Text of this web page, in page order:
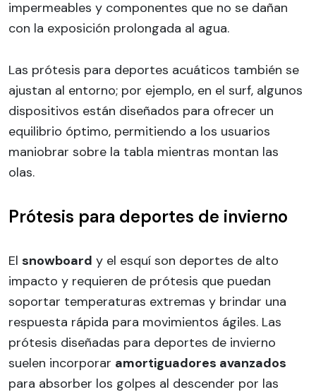
impermeables y componentes que no se dañan
con la exposición prolongada al agua.
Las prótesis para deportes acuáticos también se
ajustan al entorno; por ejemplo, en el surf, algunos
dispositivos están diseñados para ofrecer un
equilibrio óptimo, permitiendo a los usuarios
maniobrar sobre la tabla mientras montan las
olas.
Prótesis para deportes de invierno
El snowboard y el esquí son deportes de alto
impacto y requieren de prótesis que puedan
soportar temperaturas extremas y brindar una
respuesta rápida para movimientos ágiles. Las
prótesis diseñadas para deportes de invierno
suelen incorporar amortiguadores avanzados
para absorber los golpes al descender por las